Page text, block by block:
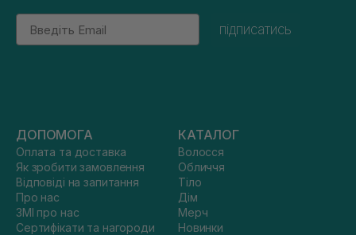
Email
підписатись
ДОПОМОГА
Оплата та доставка
Як зробити замовлення
Відповіді на запитання
Про нас
ЗМІ про нас
Сертифікати та нагороди
КАТАЛОГ
Волосся
Обличчя
Тіло
Дім
Мерч
Новинки